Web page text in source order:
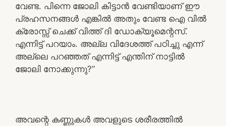
വേണ്ട. പിന്നെ ജോലി കിട്ടാൻ വേണ്ടിയാണ് ഈ
പ്രഹസനങ്ങൾ എങ്കിൽ അതും വേണ്ട ഐ വിൽ
ക്രോസ്സ് ചെക്ക് വിത്ത്‌ ദി ഡോക്യൂമെന്റസ്.
എന്നിട്ട് പറയാം. അല്ല വിദേശത്ത് പഠിച്ചു എന്ന്
അല്ലെ പറഞ്ഞത് എന്നിട്ട് എന്തിന് നാട്ടിൽ
ജോലി നോക്കുന്നു?”
അവന്റെ കണ്ണുകൾ അവളുടെ ശരീരത്തിൽ